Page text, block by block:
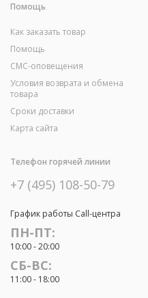
Помощь
Как заказать товар
Помощь
СМС-оповещения
Условия возврата и обмена
товара
Сроки доставки
Карта сайта
Телефон горячей линии
+7 (495) 108-50-79
График работы Call-центра
ПН-ПТ:
10:00 - 20:00
СБ-ВС:
11:00 - 18:00